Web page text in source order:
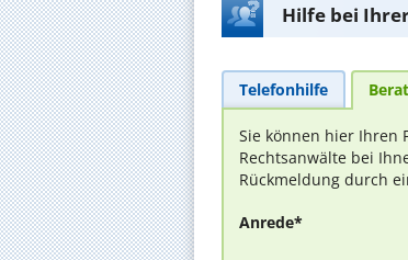
Hilfe bei
Telefonhilfe
Sie können hier Ihren
Rechtsanwälte bei
Rückmeldung durch
Anrede*